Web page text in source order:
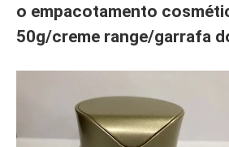
o empacotamento
50g/creme range/garrafa